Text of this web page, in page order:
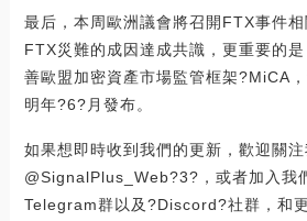
最后，本周歐洲議會將召開FTX事件
FTX災難的成因達成共識，更重要的
善歐盟加密資產市場監管框架?MiCA
明年?6?月發布。
如果想即時收到我們的更新，歡迎關
@SignalPlus_Web?3?，或者加入我
Telegram群以及?Discord?社群，和